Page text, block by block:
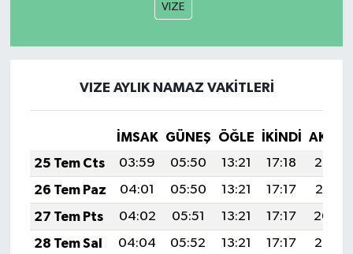
VIZE
VIZE AYLIK NAMAZ VAKITLERI
İMSAK GÜNEŞ ÖĞLE İKINDI
25 Tem Cts
03:59 05:50 13:21 17:18
20:42
26 Tem Paz
04:01 05:50 13:21 17:17
20:41
27 Tem Pts
04:02 05:51 13:21 17:17
20:40
28 Tem Sal
04:04 05:52 13:21 17:17
20:39